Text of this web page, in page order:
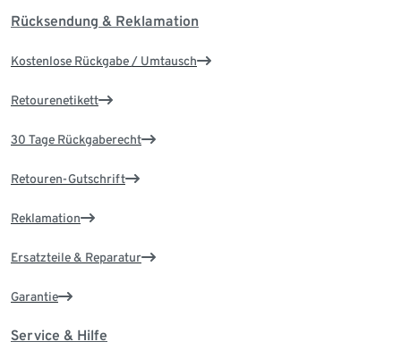
Rücksendung & Reklamation
Kostenlose Rückgabe / Umtausch
Retourenetikett
30 Tage Rückgaberecht
Retouren-Gutschrift
Reklamation
Ersatzteile & Reparatur
Garantie
Service & Hilfe